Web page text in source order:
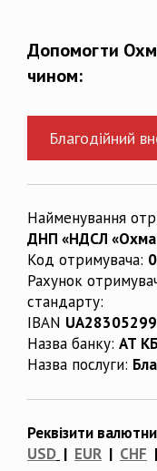
Допомогти
чином:
Благодійний
Найменування
ДНП «НДСЛ
Код отримувача:
Рахунок
стандарту:
IBAN
Назва банку: АТ
Назва послуги:
Реквізити
USD | EUR | CHF |